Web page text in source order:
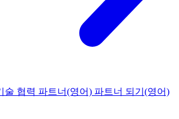
술 협력 파트너(영어) 파트너 되기(영어)